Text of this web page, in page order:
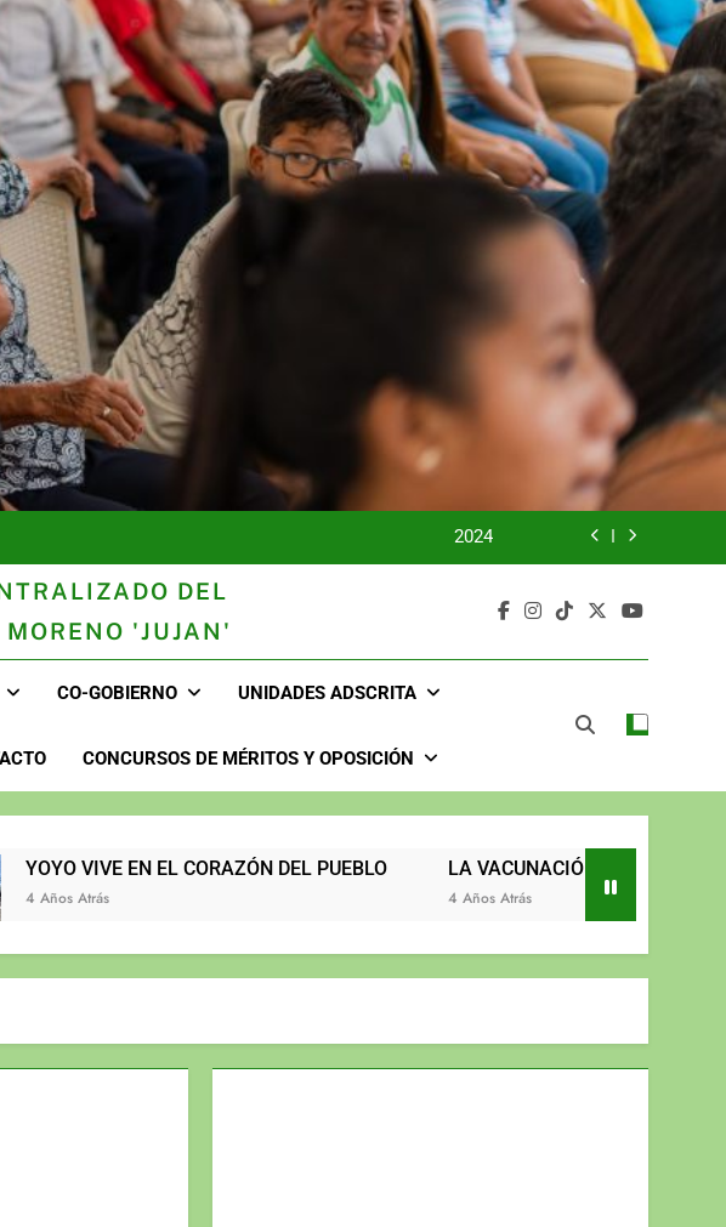
UNIDOS TRABAJANDO POR NUESTRO QUERIDO JUJAN
2024
UNIDOS TRABAJANDO POR NUESTRO QUERIDO JUJAN
DEL
'JUJAN'
CO-GOBIERNO UNIDADES ADSCRITA
CONCURSOS DE MÉRITOS Y OPOSICIÓN
EL CORAZÓN DEL PUEBLO LA VACUNACIÓN CONTINÚA Y LLEGA HASTA